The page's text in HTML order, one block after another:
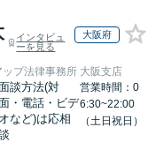
インタビュ
ーを見る
大阪府
プ法律事務所 大阪支店
談方法(対
・電話・ビデ
オなど)は応相
営業時間：0
6:30~22:00
（土日祝日）